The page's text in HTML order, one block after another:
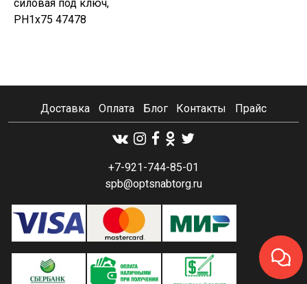
силовая под ключ,
PH1х75 47478
Доставка Оплата Блог Контакты Прайс
+7-921-744-85-01
spb@optsnabtorg.ru